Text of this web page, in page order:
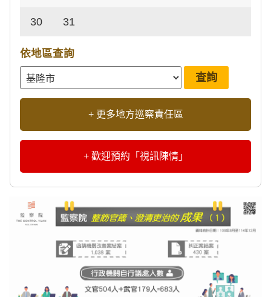
30 31
依地區查詢
+ 更多地方巡察責任區
+ 歡迎預約「視訊陳情」